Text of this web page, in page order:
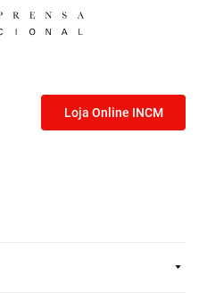
Loja Online INCM